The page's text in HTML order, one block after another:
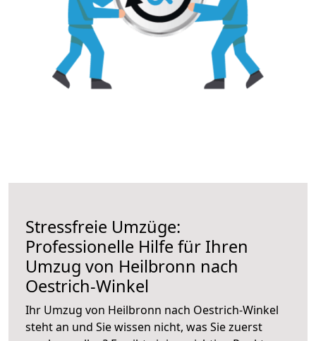
Stressfreie Umzüge:
Professionelle Hilfe für Ihren
Umzug von Heilbronn nach
Oestrich-Winkel
Ihr Umzug von Heilbronn nach Oestrich-Winkel
steht an und Sie wissen nicht, was Sie zuerst